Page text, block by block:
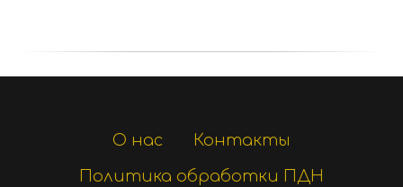
О нас
Контакты
Политика обработки ПДН